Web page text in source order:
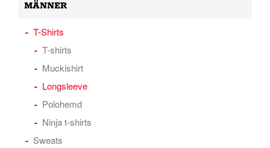
MÄNNER
T-Shirts
T-shirts
Muckishirt
Longsleeve
Polohemd
Ninja t-shirts
Sweats